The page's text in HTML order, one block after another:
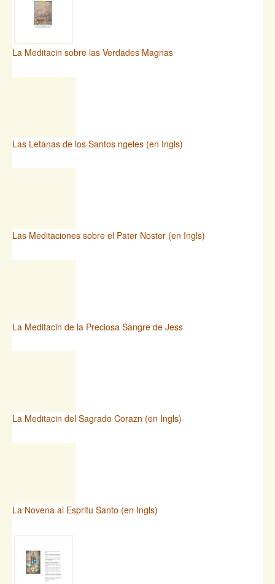
La Meditacin sobre las Verdades Magnas
Las Letanas de los Santos ngeles (en Ingls)
Las Meditaciones sobre el Pater Noster (en Ingls)
La Meditacin de la Preciosa Sangre de Jess
La Meditacin del Sagrado Corazn (en Ingls)
La Novena al Espritu Santo (en Ingls)